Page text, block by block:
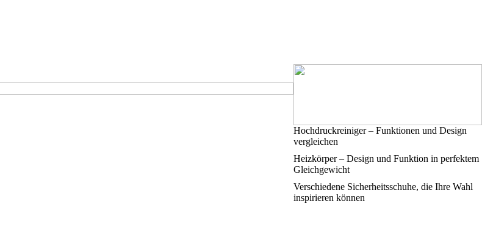
Hochdruckreiniger – Funktionen und Design
vergleichen
Heizkörper – Design und Funktion in perfektem
Gleichgewicht
Verschiedene Sicherheitsschuhe, die Ihre Wahl
inspirieren können